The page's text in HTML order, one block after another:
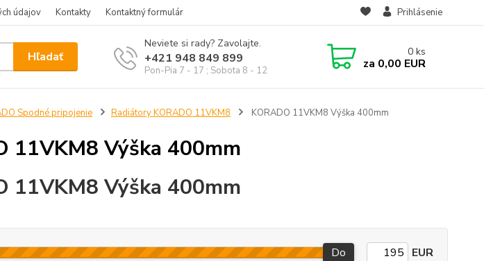
údajov Kontakty Kontaktný formulár Prihlásenie
Hľadať
Neviete si rady? Zavolajte.
+421 948 849 899
Pon-Pia 7 - 17 ; Sobota 8 - 12
0 ks
za 0,00 EUR
Spodné pripojenie Radiátory KORADO 11VKM8 KORADO 11VKM8 Výška 400mm
11VKM8 Výška 400mm
11VKM8 Výška 400mm
Do EUR